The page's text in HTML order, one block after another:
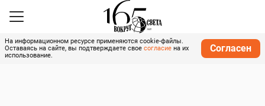
На информационном ресурсе применяются cookie-файлы.
Оставаясь на сайте, вы подтверждаете свое согласие на их
использование.
Согласен